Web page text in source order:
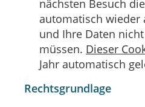
nächsten Besuch
automatisch wieder
und Ihre Daten
müssen. Dieser
Jahr automatisch
Rechtsgrundlage